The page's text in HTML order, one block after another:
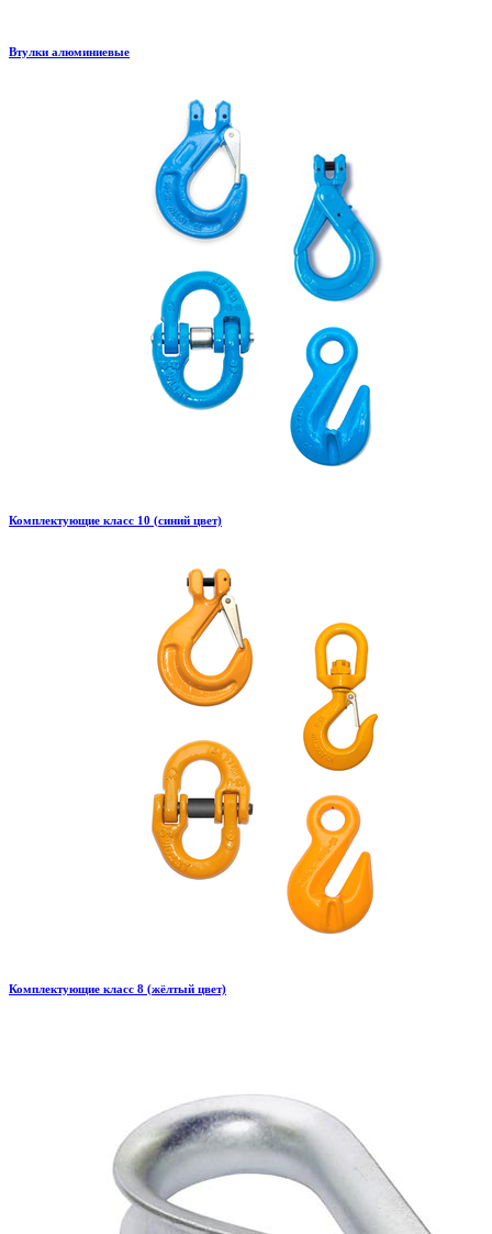
Втулки алюминиевые
Комплектующие класс 10 (синий цвет)
Комплектующие класс 8 (жёлтый цвет)